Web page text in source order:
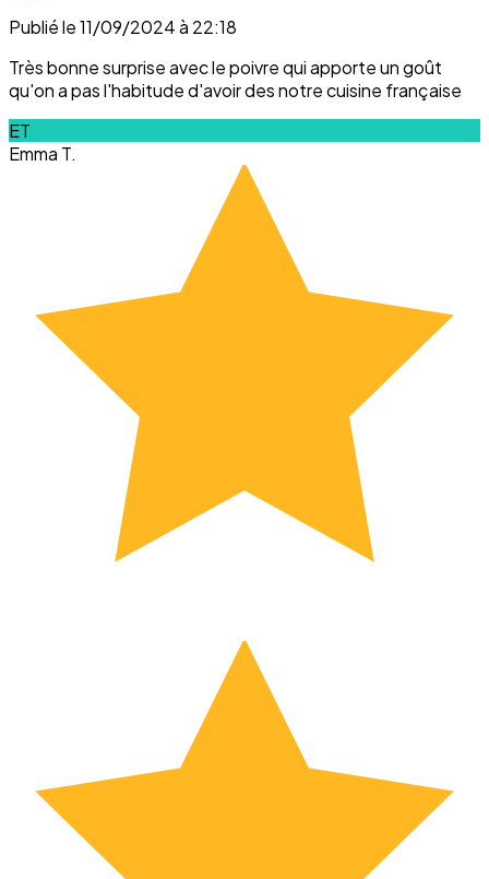
Publié le 11/09/2024 à 22:18
Très bonne surprise avec le poivre qui apporte un goût
qu'on a pas l'habitude d'avoir des notre cuisine française
ET
Emma T.